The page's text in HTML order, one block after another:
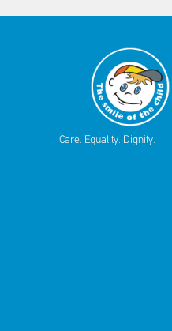
Care. Equality. Dignity.